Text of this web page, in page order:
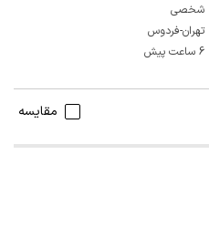
شخصی
تهران-فردوس
6 ساعت پیش
مقایسه